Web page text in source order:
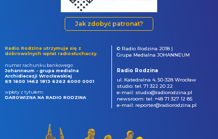
Jak zdobyć patronat?
Radio Rodzina utrzymuje się z
dobrowolnych wpłat radiosłuchaczy.
numer rachunku bankowego:
Johanneum - grupa medialna
Archidiecezji Wrocławskiej
69 1600 1462 1813 6262 6000 0001
wpłaty z tytułem:
DAROWIZNA NA RADIO RODZINA
© Radio Rodzina 2018 |
Grupa Medialna JOHANNEUM
Radio Rodzina
ul. Katedralna 4, 50-328 Wrocław
studio: tel. 71 322 20 22
e-mail: studio@radiorodzina.pl
newsroom: tel. +48 71 327 12 85
e-mail: reporter@radiorodzina.pl